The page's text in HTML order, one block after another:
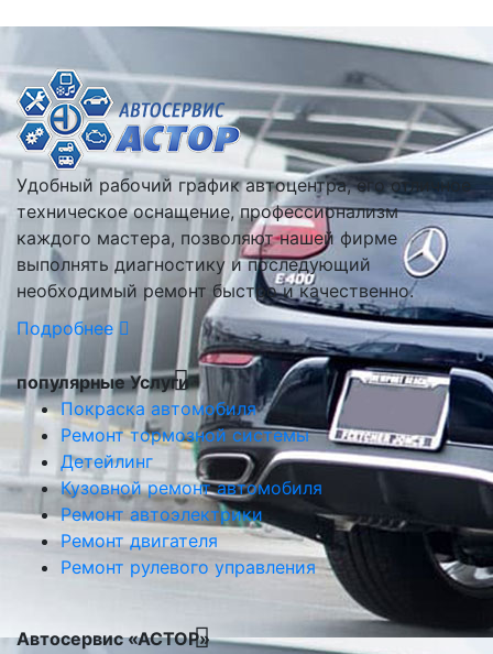
Удобный рабочий график автоцентра, его отличное
техническое оснащение, профессионализм
каждого мастера, позволяют нашей фирме
выполнять диагностику и последующий
необходимый ремонт быстро и качественно.
Подробнее
популярные Услуги
Покраска автомобиля
Ремонт тормозной системы
Детейлинг
Кузовной ремонт автомобиля
Ремонт автоэлектрики
Ремонт двигателя
Ремонт рулевого управления
Автосервис «АСТОР»